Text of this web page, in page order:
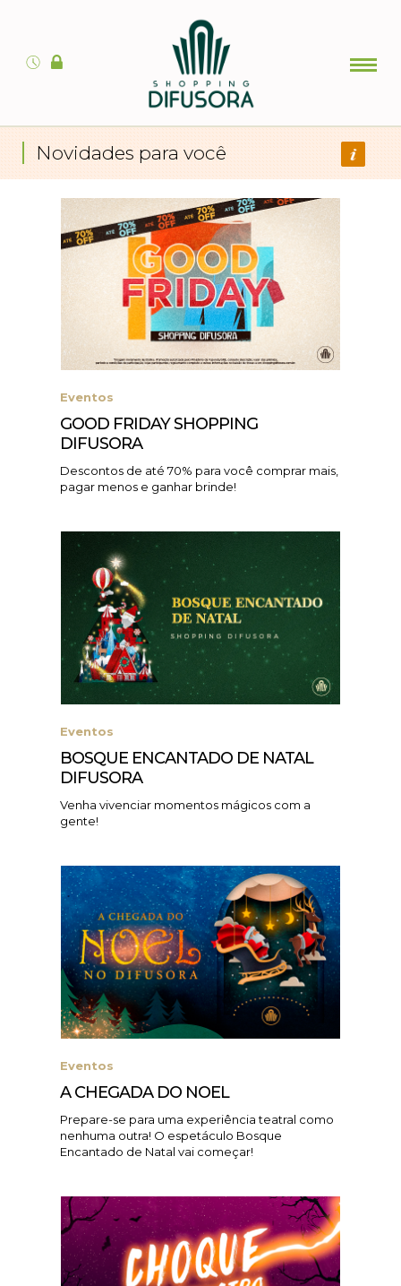
Novidades para você
Eventos
GOOD FRIDAY SHOPPING
DIFUSORA
Descontos de até 70% para você comprar mais,
pagar menos e ganhar brinde!
Eventos
BOSQUE ENCANTADO DE NATAL
DIFUSORA
Venha vivenciar momentos mágicos com a
gente!
Eventos
A CHEGADA DO NOEL
Prepare-se para uma experiência teatral como
nenhuma outra! O espetáculo Bosque
Encantado de Natal vai começar!